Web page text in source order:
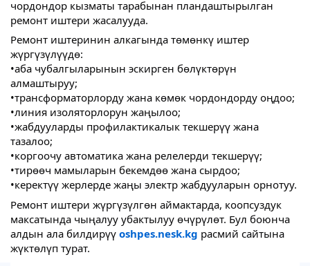
чордондор кызматы тарабынан пландаштырылган
ремонт иштери жасалууда.
Ремонт иштеринин алкагында төмөнкү иштер
жүргүзүлүүдө:
•аба чубалгыларынын эскирген бөлүктөрүн
алмаштыруу;
•трансформаторлорду жана көмөк чордондорду оңдоо;
•линия изоляторлорун жаңылоо;
•жабдууларды профилактикалык текшерүү жана
тазалоо;
•коргоочу автоматика жана релелерди текшерүү;
•тирөөч мамыларын бекемдөө жана сырдоо;
•керектүү жерлерде жаңы электр жабдууларын орнотуу.
Ремонт иштери жүргүзүлгөн аймактарда, коопсуздук
максатында чыңалуу убактылуу өчүрүлөт. Бул боюнча
алдын ала билдирүү oshpes.nesk.kg расмий сайтына
жүктөлүп турат.